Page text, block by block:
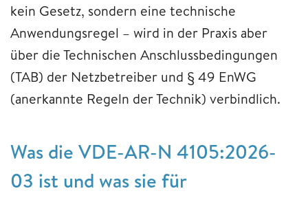
kein Gesetz, sondern eine technische
Anwendungsregel – wird in der Praxis aber
über die Technischen Anschlussbedingungen
(TAB) der Netzbetreiber und § 49 EnWG
(anerkannte Regeln der Technik) verbindlich.
Was die VDE-AR-N 4105:2026-
03 ist und was sie für